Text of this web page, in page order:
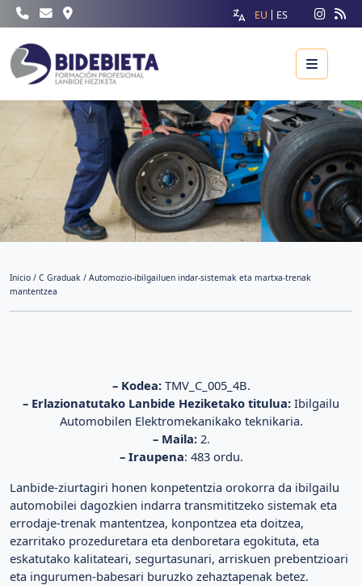
EU ES
Menu
Inicio / C Graduak / Automozio-ibilgailuen indar-sistemak eta martxa-trenak
mantentzea
– Kodea:TMV_C_005_4B.
– Erlazionatutako Lanbide Heziketako titulua: Ibilgailu
Automobilen Elektromekanikako teknikaria.
– Maila:2.
– Iraupena: 483 ordu.
Lanbide-ziurtagiri honen konpetentzia orokorra da ibilgailu
automobilei dagozkien indarra transmititzeko sistemak eta
errodaje-trenak mantentzea, konpontzea eta doitzea,
ezarritako prozeduretara eta denboretara egokituta, eta
eskatutako kalitateari, segurtasunari, arriskuen prebentzioari
eta ingurumen-babesari buruzko zehaztapenak betez.